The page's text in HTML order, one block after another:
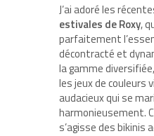
J’ai adoré les
estivales de Roxy,
parfaitement
décontracté et
la gamme
les jeux de
audacieux qui se
harmonieusement.
s’agisse des